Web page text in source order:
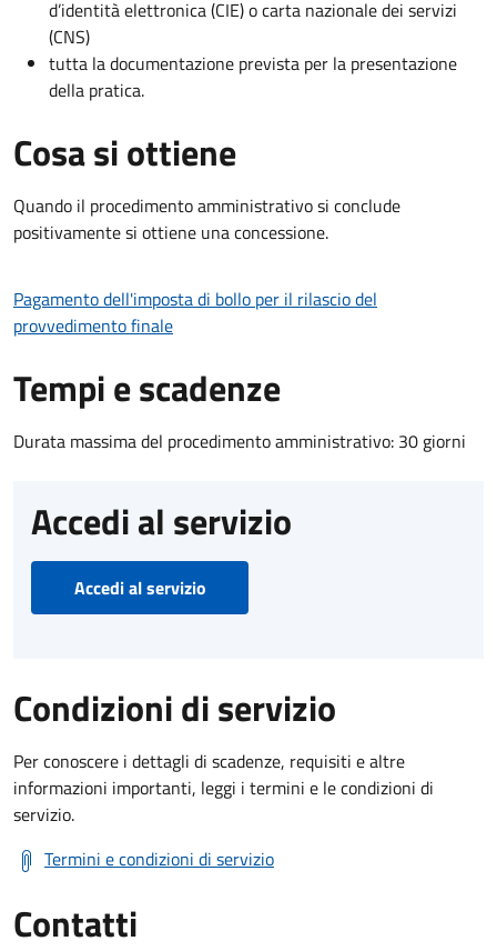
d’identità elettronica (CIE) o carta nazionale dei servizi
(CNS)
tutta la documentazione prevista per la presentazione
della pratica.
Cosa si ottiene
Quando il procedimento amministrativo si conclude
positivamente si ottiene una concessione.
Pagamento dell'imposta di bollo per il rilascio del
provvedimento finale
Tempi e scadenze
Durata massima del procedimento amministrativo: 30 giorni
Accedi al servizio
Accedi al servizio
Condizioni di servizio
Per conoscere i dettagli di scadenze, requisiti e altre
informazioni importanti, leggi i termini e le condizioni di
servizio.
Termini e condizioni di servizio
Contatti